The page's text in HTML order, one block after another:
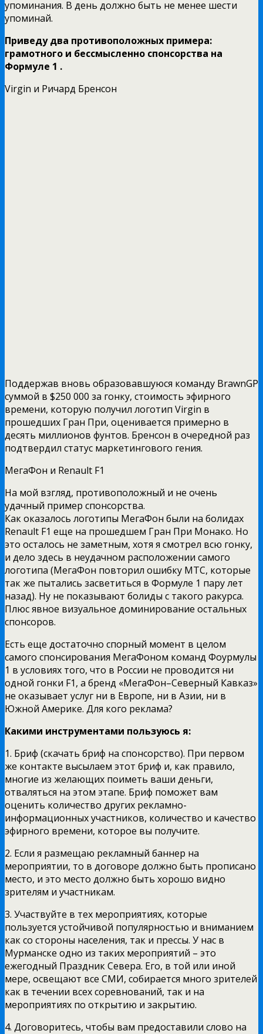
упоминания. В день должно быть не менее шести
упоминай.
Приведу два противоположных примера:
грамотного и бессмысленно спонсорства на
Формуле 1 .
Virgin и Ричард Бренсон
Поддержав вновь образовавшуюся команду BrawnGP
суммой в $250 000 за гонку, стоимость эфирного
времени, которую получил логотип Virgin в
прошедших Гран При, оценивается примерно в
десять миллионов фунтов. Бренсон в очередной раз
подтвердил статус маркетингового гения.
МегаФон и Renault F1
На мой взгляд, противоположный и не очень
удачный пример спонсорства.
Как оказалось логотипы МегаФон были на болидах
Renault F1 еще на прошедшем Гран При Монако. Но
это осталось не заметным, хотя я смотрел всю гонку,
и дело здесь в неудачном расположении самого
логотипа (МегаФон повторил ошибку МТС, которые
так же пытались засветиться в Формуле 1 пару лет
назад). Ну не показывают болиды с такого ракурса.
Плюс явное визуальное доминирование остальных
спонсоров.
Есть еще достаточно спорный момент в целом
самого спонсирования МегаФоном команд Фоурмулы
1 в условиях того, что в России не проводится ни
одной гонки F1, а бренд «МегаФон–Северный Кавказ»
не оказывает услуг ни в Европе, ни в Азии, ни в
Южной Америке. Для кого реклама?
Какими инструментами пользуюсь я:
1. Бриф (скачать бриф на спонсорство). При первом
же контакте высылаем этот бриф и, как правило,
многие из желающих поиметь ваши деньги,
отваляться на этом этапе. Бриф поможет вам
оценить количество других рекламно-
информационных участников, количество и качество
эфирного времени, которое вы получите.
2. Если я размещаю рекламный баннер на
мероприятии, то в договоре должно быть прописано
место, и это место должно быть хорошо видно
зрителям и участникам.
3. Участвуйте в тех мероприятиях, которые
пользуется устойчивой популярностью и вниманием
как со стороны населения, так и прессы. У нас в
Мурманске одно из таких мероприятий – это
ежегодный Праздник Севера. Его, в той или иной
мере, освещают все СМИ, собирается много зрителей
как в течении всех соревнований, так и на
мероприятиях по открытию и закрытию.
4. Договоритесь, чтобы вам предоставили слово на